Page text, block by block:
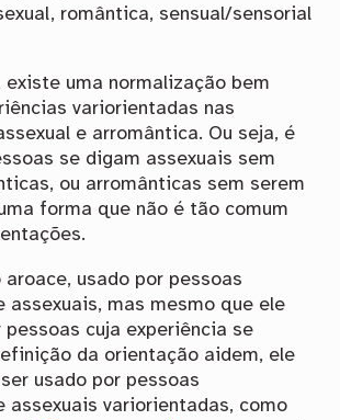
romântica, sensual/sensorial
existe uma normalização bem
variorientadas nas
e arromântica. Ou seja, é
se digam assexuais sem
ou arromânticas sem serem
forma que não é tão comum
usado por pessoas
assexuais, mas mesmo que ele
pessoas cuja experiência se
da orientação aidem, ele
usado por pessoas
assexuais variorientadas, como